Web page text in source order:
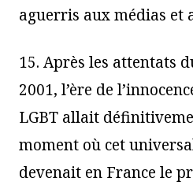
aguerris aux médias et
15. Après les attentats
2001, l’ère de
LGBT allait
moment où cet
devenait en France le